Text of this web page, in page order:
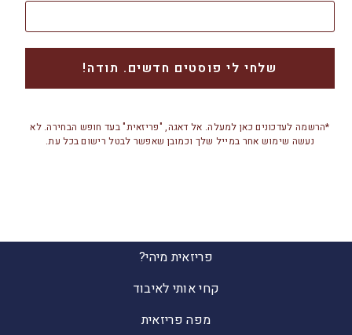
*הרשמה לעדכונים כאן למעלה. אל דאגה, "פריזאית" בעד חופש הבחירה. לא
נעשה שימוש אחר במייל שלך וכמובן שאפשר לבטל רישום בכל עת.
פריזאית מיהי?
קחי אותי לאיבוד
מפה פריזאית